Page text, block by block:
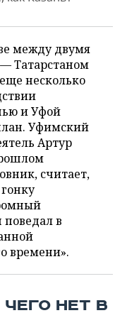
между двумя
Татарстаном
несколько
и Уфой
Уфимский
Артур
считает,
в
времени».
НЕТ В